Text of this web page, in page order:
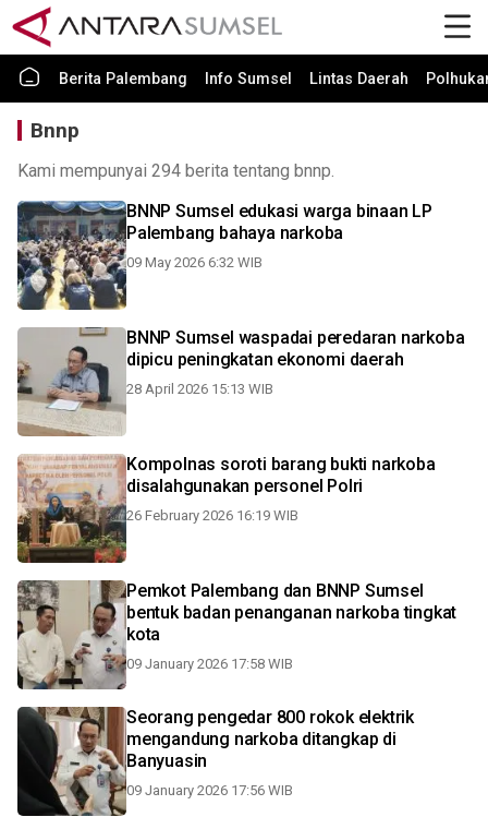
Berita Palembang Info Sumsel Lintas Daerah
Bnnp
Kami mempunyai 294 berita tentang bnnp.
BNNP Sumsel edukasi warga binaan LP
Palembang bahaya narkoba
09 May 2026 6:32 WIB
BNNP Sumsel waspadai peredaran narkoba
dipicu peningkatan ekonomi daerah
28 April 2026 15:13 WIB
Kompolnas soroti barang bukti narkoba
disalahgunakan personel Polri
26 February 2026 16:19 WIB
Pemkot Palembang dan BNNP Sumsel
bentuk badan penanganan narkoba tingkat
kota
09 January 2026 17:58 WIB
Seorang pengedar 800 rokok elektrik
mengandung narkoba ditangkap di
Banyuasin
09 January 2026 17:56 WIB